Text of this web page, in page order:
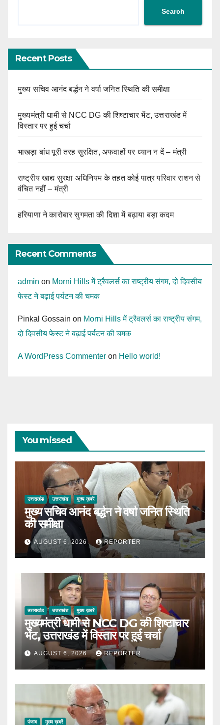
Search
Recent Posts
मुख्य सचिव आनंद बर्द्धन ने वर्षा जनित स्थिति की समीक्षा
मुख्यमंत्री धामी से NCC DG की शिष्टाचार भेंट, उत्तराखंड में
विस्तार पर हुई चर्चा
भाखड़ा बांध पूरी तरह सुरक्षित, अफवाहों पर ध्यान न दें – मंत्री
राष्ट्रीय खाद्य सुरक्षा अधिनियम के तहत कोई पात्र परिवार राशन से
वंचित नहीं – मंत्री
हरियाणा ने कारोबार सुगमता की दिशा में बढ़ाया बड़ा कदम
Recent Comments
admin on Morni Hills में ट्रैवलर्स का राष्ट्रीय संगम, दो दिवसीय
फेस्ट ने बढ़ाई पर्यटन की चमक
Pinkal Gossain on Morni Hills में ट्रैवलर्स का राष्ट्रीय संगम,
दो दिवसीय फेस्ट ने बढ़ाई पर्यटन की चमक
A WordPress Commenter on Hello world!
You missed
उत्तराखंड उत्तराखंड मुख्य ख़बरें
मुख्य सचिव आनंद बर्द्धन ने वर्षा जनित स्थिति
की समीक्षा
AUGUST 6, 2026 REPORTER
उत्तराखंड उत्तराखंड मुख्य ख़बरें
मुख्यमंत्री धामी से NCC DG की शिष्टाचार
भेंट, उत्तराखंड में विस्तार पर हुई चर्चा
AUGUST 6, 2026 REPORTER
पंजाब मुख्य ख़बरें